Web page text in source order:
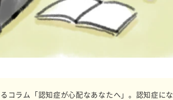
コラム「認知症が心配なあなたへ」。認知症にな